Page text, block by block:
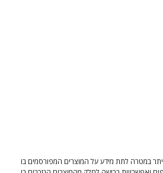
במטרה לתת מידע על המוצרים המפורסמים בו